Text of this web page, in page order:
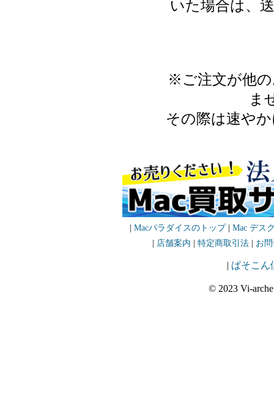
いた場合は、
※ご注文が他の
ま
その際は速や
| Macパラダイスのトップ| Mac デス
| 店舗案内 | 特定商取引法 | お
| ぱそこん
© 2023 Vi-